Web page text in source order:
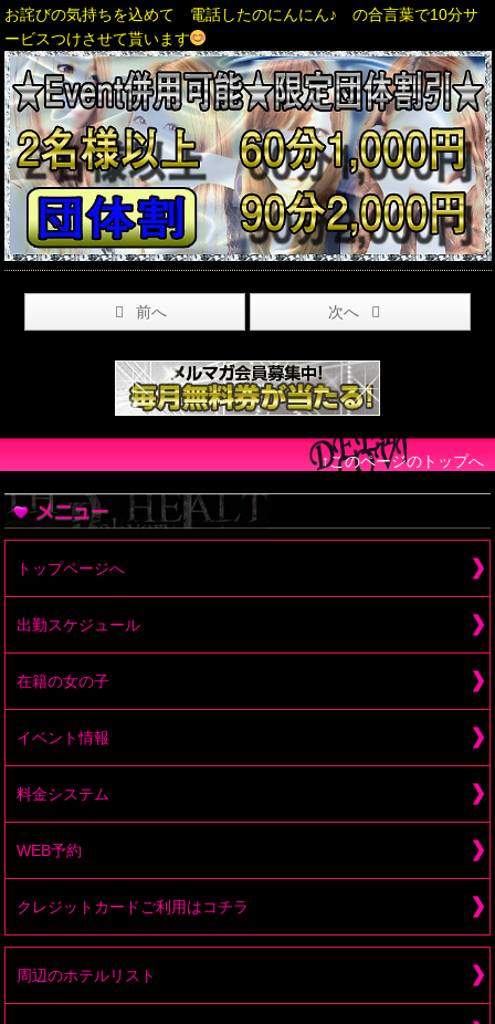
お詫びの気持ちを込めて 電話したのにんにん♪ の合言葉で10分サ
ービスつけさせて貰います
前へ 次へ
↑このページのトップへ
トップページへ
出勤スケジュール
在籍の女の子
イベント情報
料金システム
WEB予約
クレジットカードご利用はコチラ
周辺のホテルリスト